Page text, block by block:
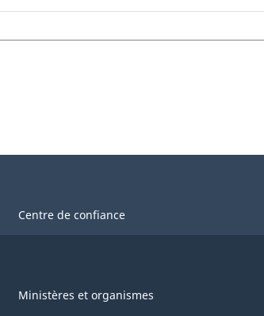
Centre de confiance
Ministères et organismes